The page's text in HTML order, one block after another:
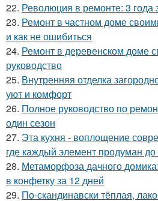
22. Революция в ремонте: 3 года
23. Ремонт в частном доме
и как не ошибиться
24. Ремонт в деревенском доме
руководство
25. Внутренняя отделка
уют и комфорт
26. Полное руководство по
один сезон
27. Эта кухня - воплощение
где каждый элемент продуман
28. Метаморфоза дачного
в конфетку за 12 дней
29. По-скандинавски тёплая,